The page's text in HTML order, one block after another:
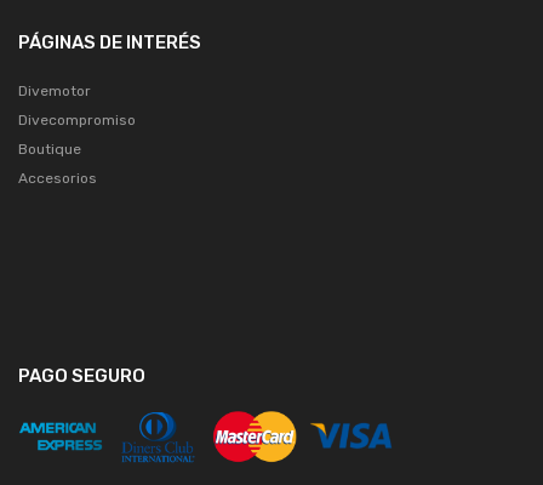
PÁGINAS DE INTERÉS
Divemotor
Divecompromiso
Boutique
Accesorios
PAGO SEGURO